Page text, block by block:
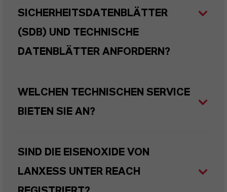
SICHERHEITSDATENBLÄTTER
(SDB) UND TECHNISCHE
DATENBLÄTTER ANFORDERN?
WELCHEN TECHNISCHEN SERVICE
BIETEN SIE AN?
SIND DIE EISENOXIDE VON
LANXESS UNTER REACH